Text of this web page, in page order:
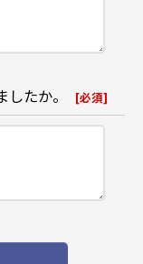
たか。 [必須]